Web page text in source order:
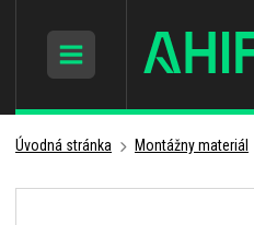
Úvodná stránka Montážny materiál